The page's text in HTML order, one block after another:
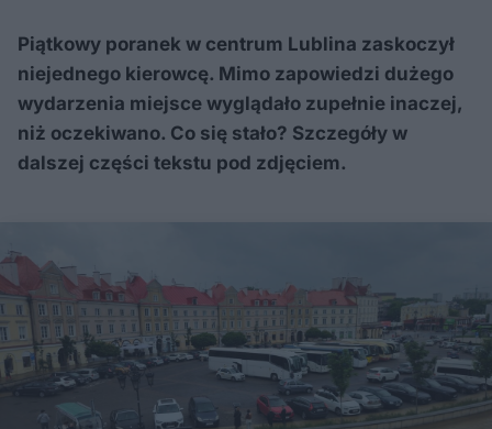
Piątkowy poranek w centrum Lublina zaskoczył
niejednego kierowcę. Mimo zapowiedzi dużego
wydarzenia miejsce wyglądało zupełnie inaczej,
niż oczekiwano. Co się stało? Szczegóły w
dalszej części tekstu pod zdjęciem.